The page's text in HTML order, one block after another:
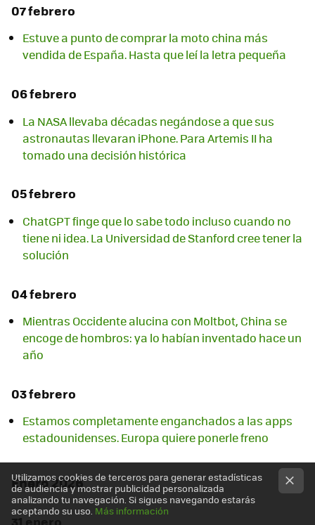
07 febrero
Estuve a punto de comprar la moto china más
vendida de España. Hasta que leí la letra pequeña
06 febrero
La NASA llevaba décadas negándose a que sus
astronautas llevaran iPhone. Para Artemis II ha
tomado una decisión histórica
05 febrero
ChatGPT finge que lo sabe todo incluso cuando no
tiene ni idea. La Universidad de Stanford cree tener la
solución
04 febrero
Mientras Occidente alucina con Moltbot, China se
encoge de hombros: ya lo habían inventado hace un
año
03 febrero
Estamos completamente enganchados a las apps
estadounidenses. Europa quiere ponerle freno
Enero 2026
Utilizamos cookies de terceros para generar estadísticas
de audiencia y mostrar publicidad personalizada
analizando tu navegación. Si sigues navegando estarás
aceptando su uso. Más información